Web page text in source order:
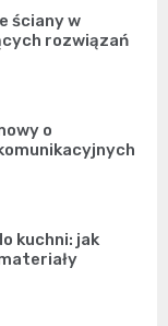
ściany w
rozwiązań
o
kuchni: jak